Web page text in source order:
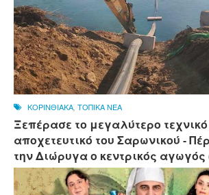
ΚΟΡΙΝΘΙΑΚΑ, ΤΟΠΙΚΑ ΝΕΑ
Ξεπέρασε το μεγαλύτερο
αποχετευτικό του Σαρωνικού -
την Διώρυγα ο κεντρικός αγωγός